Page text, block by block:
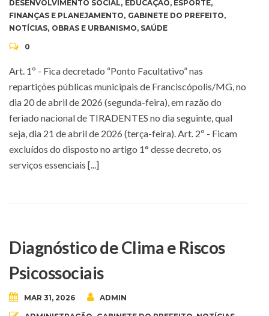
DESENVOLVIMENTO SOCIAL, EDUCAÇÃO, ESPORTE,
FINANÇAS E PLANEJAMENTO, GABINETE DO PREFEITO,
NOTÍCIAS, OBRAS E URBANISMO, SAÚDE
0
Art. 1º - Fica decretado “Ponto Facultativo” nas
repartições públicas municipais de Franciscópolis/MG, no
dia 20 de abril de 2026 (segunda-feira), em razão do
feriado nacional de TIRADENTES no dia seguinte, qual
seja, dia 21 de abril de 2026 (terça-feira). Art. 2º - Ficam
excluídos do disposto no artigo 1° desse decreto, os
serviços essenciais [...]
Diagnóstico de Clima e Riscos
Psicossociais
MAR 31, 2026 ADMIN